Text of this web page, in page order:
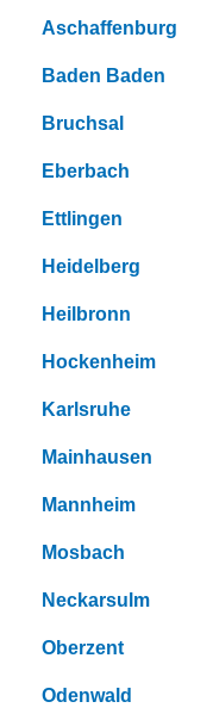
Aschaffenburg
Baden Baden
Bruchsal
Eberbach
Ettlingen
Heidelberg
Heilbronn
Hockenheim
Karlsruhe
Mainhausen
Mannheim
Mosbach
Neckarsulm
Oberzent
Odenwald